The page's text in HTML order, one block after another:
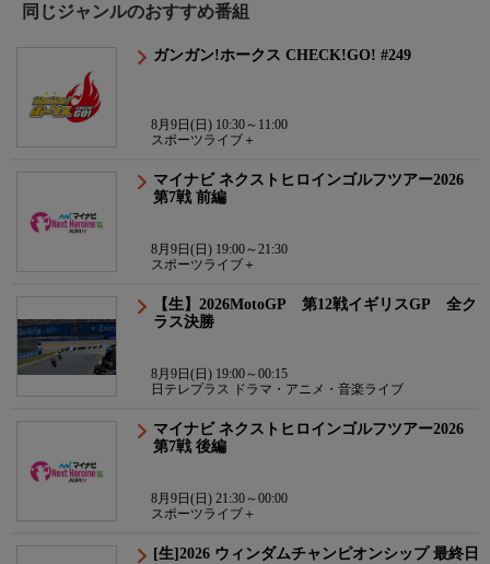
同じジャンルのおすすめ番組
ガンガン!ホークス CHECK!GO! #249
8月9日(日) 10:30～11:00
スポーツライブ＋
マイナビ ネクストヒロインゴルフツアー2026
第7戦 前編
8月9日(日) 19:00～21:30
スポーツライブ＋
【生】2026MotoGP 第12戦イギリスGP 全ク
ラス決勝
8月9日(日) 19:00～00:15
日テレプラス ドラマ・アニメ・音楽ライブ
マイナビ ネクストヒロインゴルフツアー2026
第7戦 後編
8月9日(日) 21:30～00:00
スポーツライブ＋
[生]2026 ウィンダムチャンピオンシップ 最終日